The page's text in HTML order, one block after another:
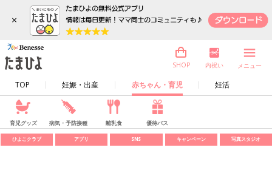
×
TOP 妊娠・出産 赤ちゃん・育児 妊活
SHOP 内祝い メニュー
育児グッズ 病気・予防接種 離乳食 優待パス
ひよこクラブ アプリ SNS キャンペーン 写真スタジオ